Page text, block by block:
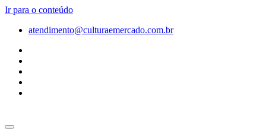
Ir para o conteúdo
atendimento@culturaemercado.com.br